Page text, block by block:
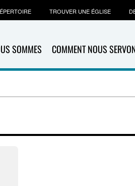
SOMMES COMMENT NOUS
TROUVER UNE ÉGLISE